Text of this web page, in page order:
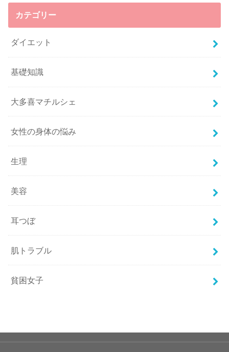
カテゴリー
ダイエット
基礎知識
大多喜マチルシェ
女性の身体の悩み
生理
美容
耳つぼ
肌トラブル
貧困女子